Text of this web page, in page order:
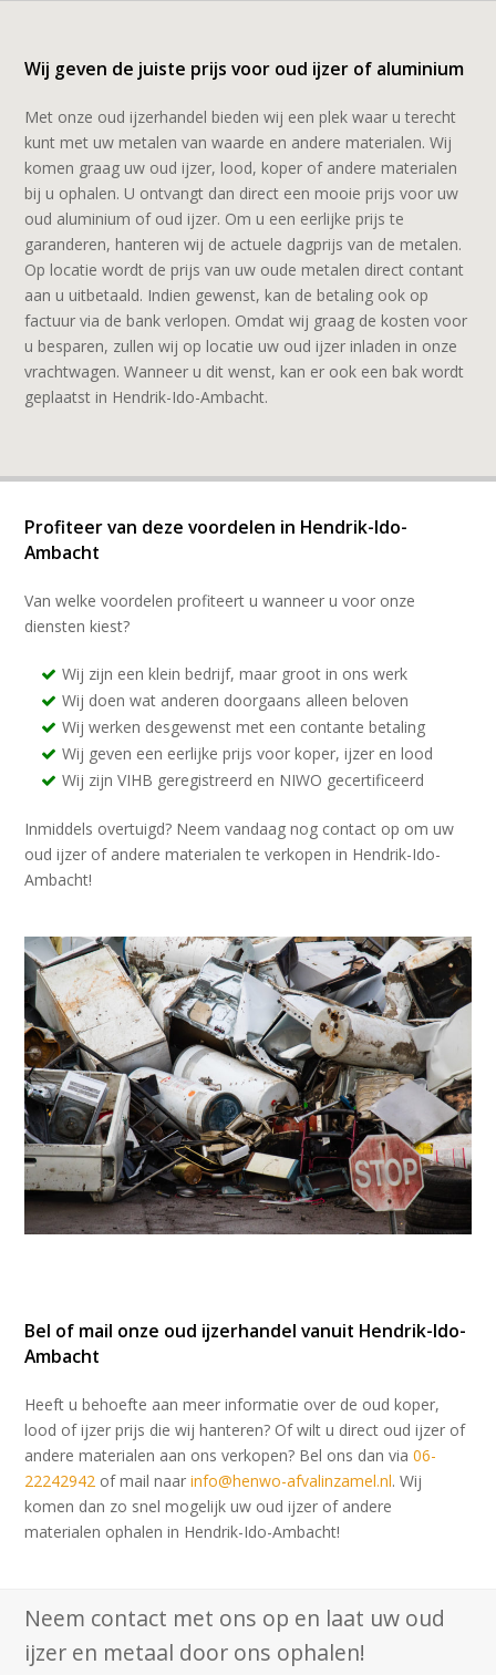
Wij geven de juiste prijs voor oud ijzer of aluminium
Met onze oud ijzerhandel bieden wij een plek waar u terecht
kunt met uw metalen van waarde en andere materialen. Wij
komen graag uw oud ijzer, lood, koper of andere materialen
bij u ophalen. U ontvangt dan direct een mooie prijs voor uw
oud aluminium of oud ijzer. Om u een eerlijke prijs te
garanderen, hanteren wij de actuele dagprijs van de metalen.
Op locatie wordt de prijs van uw oude metalen direct contant
aan u uitbetaald. Indien gewenst, kan de betaling ook op
factuur via de bank verlopen. Omdat wij graag de kosten voor
u besparen, zullen wij op locatie uw oud ijzer inladen in onze
vrachtwagen. Wanneer u dit wenst, kan er ook een bak wordt
geplaatst in Hendrik-Ido-Ambacht.
Profiteer van deze voordelen in Hendrik-Ido-
Ambacht
Van welke voordelen profiteert u wanneer u voor onze
diensten kiest?
Wij zijn een klein bedrijf, maar groot in ons werk
Wij doen wat anderen doorgaans alleen beloven
Wij werken desgewenst met een contante betaling
Wij geven een eerlijke prijs voor koper, ijzer en lood
Wij zijn VIHB geregistreerd en NIWO gecertificeerd
Inmiddels overtuigd? Neem vandaag nog contact op om uw
oud ijzer of andere materialen te verkopen in Hendrik-Ido-
Ambacht!
Bel of mail onze oud ijzerhandel vanuit Hendrik-Ido-
Ambacht
Heeft u behoefte aan meer informatie over de oud koper,
lood of ijzer prijs die wij hanteren? Of wilt u direct oud ijzer of
andere materialen aan ons verkopen? Bel ons dan via06-
22242942 of mail naarinfo@henwo-afvalinzamel.nl. Wij
komen dan zo snel mogelijk uw oud ijzer of andere
materialen ophalen in Hendrik-Ido-Ambacht!
Neem contact met ons op en laat uw oud
ijzer en metaal door ons ophalen!